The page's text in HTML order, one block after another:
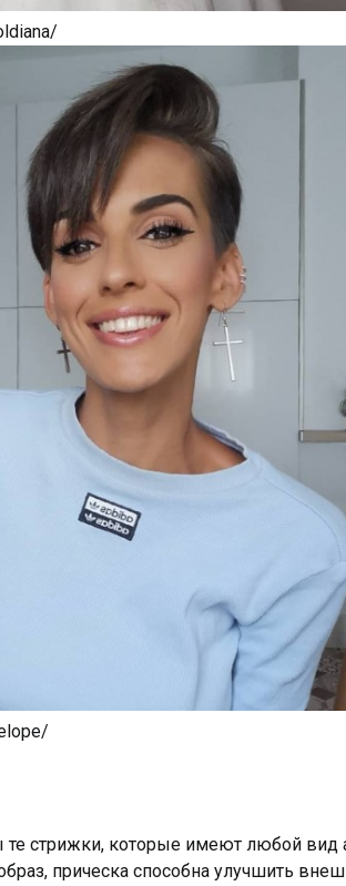
стрижки, которые имеют любой вид
прическа способна улучшить